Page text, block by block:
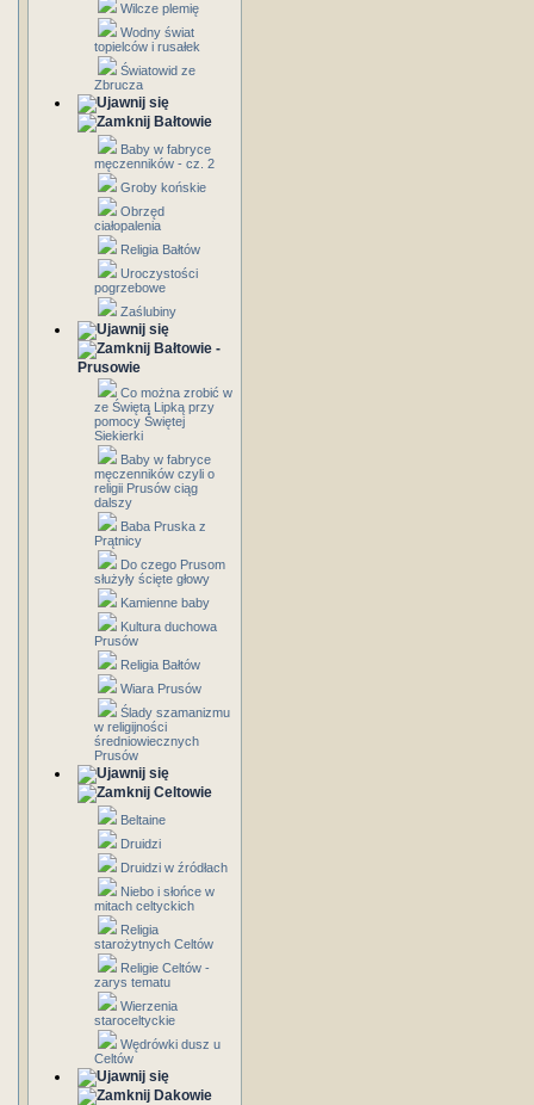
Wilcze plemię
Wodny świat
topielców i rusałek
Światowid ze
Zbrucza
Bałtowie
Baby w fabryce
męczenników - cz. 2
Groby końskie
Obrzęd
ciałopalenia
Religia Bałtów
Uroczystości
pogrzebowe
Zaślubiny
Bałtowie -
Prusowie
Co można zrobić w
ze Świętą Lipką przy
pomocy Świętej
Siekierki
Baby w fabryce
męczenników czyli o
religii Prusów ciąg
dalszy
Baba Pruska z
Prątnicy
Do czego Prusom
służyły ścięte głowy
Kamienne baby
Kultura duchowa
Prusów
Religia Bałtów
Wiara Prusów
Ślady szamanizmu
w religijności
średniowiecznych
Prusów
Celtowie
Beltaine
Druidzi
Druidzi w źródłach
Niebo i słońce w
mitach celtyckich
Religia
starożytnych Celtów
Religie Celtów -
zarys tematu
Wierzenia
staroceltyckie
Wędrówki dusz u
Celtów
Dakowie